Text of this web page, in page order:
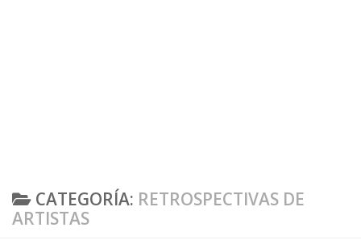
CATEGORÍA: RETROSPECTIVAS DE
ARTISTAS